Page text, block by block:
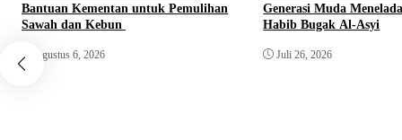
Bantuan Kementan untuk Pemulihan
Sawah dan Kebun
Agustus 6, 2026
Generasi Muda
Habib Bugak Al-Asyi
Juli 26, 2026